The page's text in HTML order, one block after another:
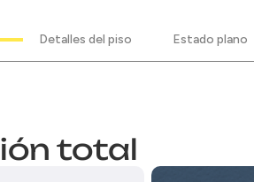
Detalles del piso Estado plano
total